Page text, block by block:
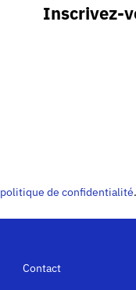
Inscrivez-
politique de confidentialité.
Contact